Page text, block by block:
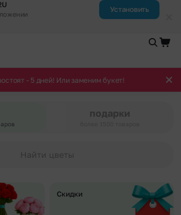
Установить
- 5 дней! Или заменим букет!
подарки
Найти цветы
Скидки